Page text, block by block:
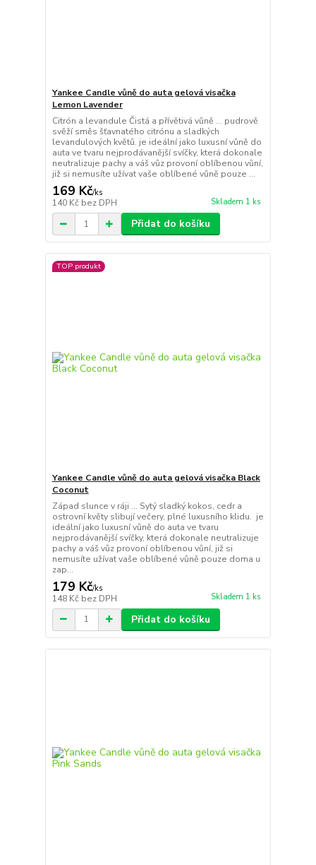
Yankee Candle vůně do auta gelová visačka
Lemon Lavender
Citrón a levandule Čistá a přívětivá vůně … pudrově
svěží směs šťavnatého citrónu a sladkých
levandulových květů. je ideální jako luxusní vůně do
auta ve tvaru nejprodávanější svíčky, která dokonale
neutralizuje pachy a váš vůz provoní oblíbenou vůní,
již si nemusíte užívat vaše oblíbené vůně pouze ...
169 Kč/ks
140 Kč bez DPH Skladem 1 ks
Přidat do košíku
TOP produkt
Yankee Candle vůně do auta gelová visačka Black
Coconut
Západ slunce v ráji ... Sytý sladký kokos, cedr a
ostrovní květy slibují večery, plné luxusního klidu. je
ideální jako luxusní vůně do auta ve tvaru
nejprodávanější svíčky, která dokonale neutralizuje
pachy a váš vůz provoní oblíbenou vůní, již si
nemusíte užívat vaše oblíbené vůně pouze doma u
zap...
179 Kč/ks
148 Kč bez DPH Skladem 1 ks
Přidat do košíku